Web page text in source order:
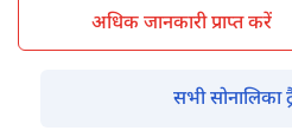
अधिक जानकारी प्राप्त करें
सभी सोनालिका